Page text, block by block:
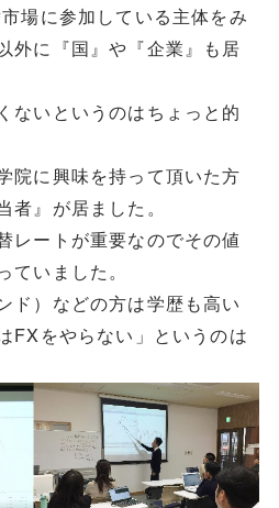
場に参加している主体をみ
外に『国』や『企業』も居
ないというのはちょっと的
院に興味を持って頂いた方
』が居ました。
レートが重要なのでその値
いました。
ド）などの方は学歴も高い
FXをやらない」というのは